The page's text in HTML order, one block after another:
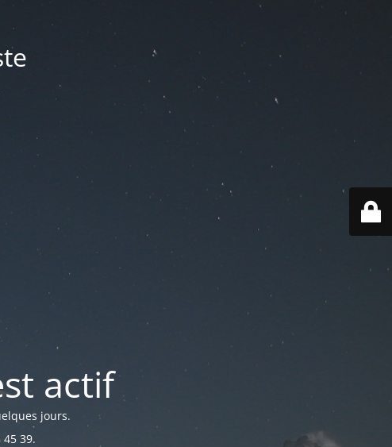
actif
jours.
39.